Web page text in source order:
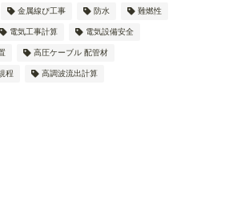
金属線ぴ工事 防水 難燃性
電気工事計算 電気設備安全
高圧ケーブル 配管材
程 高調波流出計算